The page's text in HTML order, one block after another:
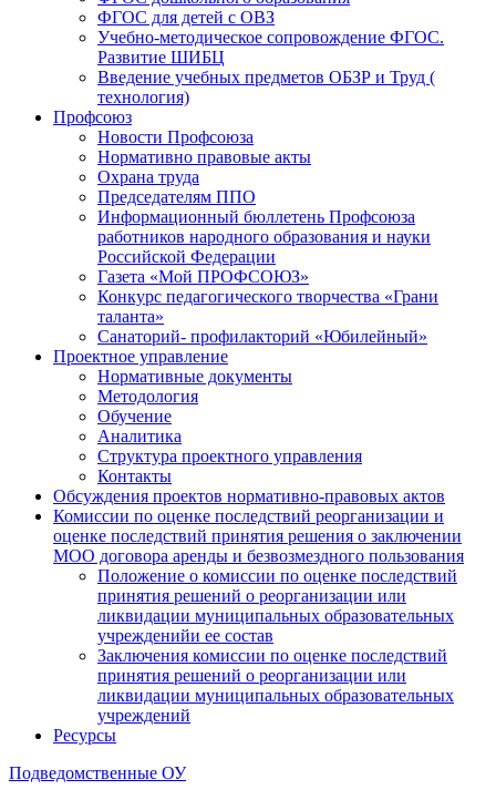
ФГОС для детей с ОВЗ
Учебно-методическое сопровождение ФГОС.
Развитие ШИБЦ
Введение учебных предметов ОБЗР и Труд (
технология)
Профсоюз
Новости Профсоюза
Нормативно правовые акты
Охрана труда
Председателям ППО
Информационный бюллетень Профсоюза
работников народного образования и науки
Российской Федерации
Газета «Мой ПРОФСОЮЗ»
Конкурс педагогического творчества «Грани
таланта»
Санаторий- профилакторий «Юбилейный»
Проектное управление
Нормативные документы
Методология
Обучение
Аналитика
Структура проектного управления
Контакты
Обсуждения проектов нормативно-правовых актов
Комиссии по оценке последствий реорганизации и
оценке последствий принятия решения о заключении
МОО договора аренды и безвозмездного пользования
Положение о комиссии по оценке последствий
принятия решений о реорганизации или
ликвидации муниципальных образовательных
учрежденийи ее состав
Заключения комиссии по оценке последствий
принятия решений о реорганизации или
ликвидации муниципальных образовательных
учреждений
Ресурсы
Подведомственные ОУ